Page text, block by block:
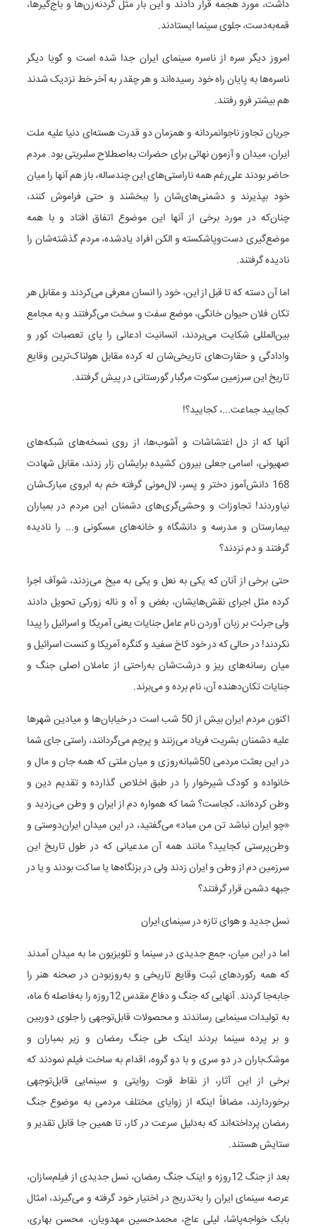
داشت، مورد هجمه قرار دادند و این بار مثل گردنه‌زن‌ها و باج‌گیرها،
قمه‌به‌دست، جلوی سینما ایستادند.
امروز دیگر سره از ناسره سینمای ایران جدا شده است و گویا دیگر
ناسره‌ها به پایان راه خود رسیده‌اند و هر چقدر به آخر خط نزدیک شدند
هم بیشتر فرو رفتند.
جریان تجاوز ناجوانمردانه و همزمان دو قدرت هسته‌ای دنیا علیه ملت
ایران، میدان و آزمون نهائی برای حضرات به‌اصطلاح سلبریتی بود. مردم
حاضر بودند علی‌رغم همه ناراستی‌های این چندساله، باز هم آنها را میان
خود بپذیرند و دشمنی‌های‌شان را ببخشند و حتی فراموش کنند،
چنان‌که در مورد برخی از آنها این موضوع اتفاق افتاد و با همه
موضع‌گیری دست‌وپاشکسته و الکن افراد یادشده، مردم گذشته‌شان را
نادیده گرفتند.
اما آن دسته که تا قبل از این‌، خود را انسان معرفی می‌کردند و مقابل هر
تکان فلان حیوان خانگی، موضع سفت و سخت می‌گرفتند و به مجامع
بین‌المللی شکایت می‌بردند، انسانیت ادعائی را پای تعصبات کور و
وادادگی و حقارت‌های تاریخی‌شان له کرده مقابل هولناک‌ترین وقایع
تاریخ این سرزمین سکوت مرگبار گورستانی در پیش گرفتند.
کجایید جماعت...‌، کجایید؟!
آنها که از دل اغتشاشات و آشوب‌ها، از روی نسخه‌های شبکه‌های
صهیونی، اسامی جعلی بیرون کشیده برایشان زار زدند، مقابل شهادت
168 دانش‌آموز دختر و پسر، لال‌مونی گرفته خم به ابروی مبارک‌شان
نیاوردند! تجاوزات و وحشی‌گری‌های دشمنان این مردم در بمباران
بیمارستان و مدرسه و دانشگاه و خانه‌های مسکونی و... را نادیده
گرفتند و دم نزدند؟
حتی برخی از آنان که یکی به نعل و یکی به میخ می‌زدند، شوآف اجرا
کرده مثل اجرای نقش‌هایشان، بغض و آه و ناله زورکی تحویل دادند
ولی جرئت بر زبان آوردن نام عامل جنایات یعنی آمریکا و اسرائیل را پیدا
نکردند! در حالی که در خود کاخ سفید و کنگره آمریکا و کنست اسرائیل و
میان رسانه‌های ریز و درشت‌شان به‌راحتی از عاملان اصلی جنگ و
جنایات تکان‌دهنده آن، نام برده و می‌برند.
اکنون مردم ایران بیش از 50 شب است در خیابان‌ها و میادین شهرها
علیه دشمنان بشریت فریاد می‌زنند و پرچم می‌گردانند، راستی جای شما
در این بعثت مردمی 50شبانه‌روزی و میان ملتی که همه جان و مال و
خانواده و کودک شیرخوار را در طبق اخلاص گذارده و تقدیم دین و
وطن کرده‌اند، کجاست؟ شما که همواره دم از ایران و وطن می‌زدید و
«چو ایران نباشد تن من مباد» می‌گفتید، در این میدان ایران‌دوستی و
وطن‌پرستی کجایید؟ مانند همه آن مدعیانی که در طول تاریخ این
سرزمین دم از وطن و ایران زدند ولی در بزنگاه‌ها یا ساکت بودند و یا در
جبهه دشمن قرار گرفتند؟
نسل جدید و هوای تازه در سینمای ایران
اما در این میان، جمع جدیدی در سینما و تلویزیون ما به میدان آمدند
که همه رکوردهای ثبت وقایع تاریخی و به‌روزبودن در صحنه هنر را
جابه‌جا کردند. آنهایی که جنگ و دفاع مقدس 12روزه را به‌فاصله 6 ماه،
به تولیدات سینمایی رساندند و محصولات قابل‌توجهی را جلوی دوربین
و بر پرده سینما بردند اینک طی جنگ رمضان و زیر بمباران و
موشک‌باران در دو سری و با دو گروه، اقدام به ساخت فیلم نمودند که
برخی از این آثار، از نقاط قوت روایتی و سینمایی قابل‌توجهی
برخوردارند، مضافاً اینکه از زوایای مختلف مردمی به موضوع جنگ
رمضان پرداخته‌اند که به‌دلیل سرعت در کار، تا همین جا قابل تقدیر و
ستایش هستند.
بعد از جنگ 12روزه و اینک جنگ رمضان، نسل جدیدی از فیلم‌سازان،
عرصه سینمای ایران را به‌تدریج در اختیار خود گرفته و می‌گیرند، امثال
بابک خواجه‌پاشا، لیلی عاج، محمدحسین مهدویان، محسن بهاری،